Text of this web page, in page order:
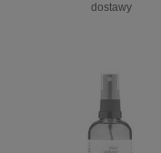
dostawy
do koszyka